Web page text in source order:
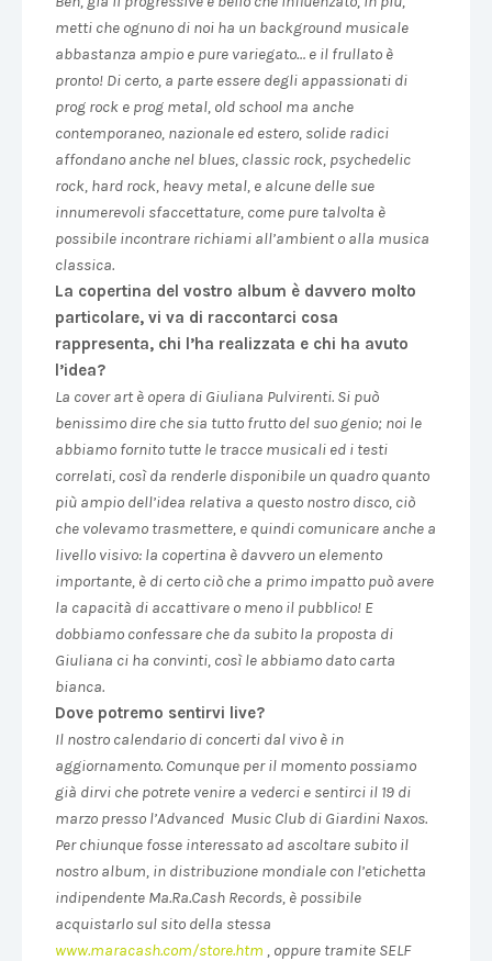
metti che ognuno di noi ha un background musicale
abbastanza ampio e pure variegato… e il frullato è
pronto! Di certo, a parte essere degli appassionati di
prog rock e prog metal, old school ma anche
contemporaneo, nazionale ed estero, solide radici
affondano anche nel blues, classic rock, psychedelic
rock, hard rock, heavy metal, e alcune delle sue
innumerevoli sfaccettature, come pure talvolta è
possibile incontrare richiami all’ambient o alla musica
classica.
La copertina del vostro album è davvero molto
particolare, vi va di raccontarci cosa
rappresenta, chi l’ha realizzata e chi ha avuto
l’idea?
La cover art è opera di Giuliana Pulvirenti. Si può
benissimo dire che sia tutto frutto del suo genio; noi le
abbiamo fornito tutte le tracce musicali ed i testi
correlati, così da renderle disponibile un quadro quanto
più ampio dell’idea relativa a questo nostro disco, ciò
che volevamo trasmettere, e quindi comunicare anche a
livello visivo: la copertina è davvero un elemento
importante, è di certo ciò che a primo impatto può avere
la capacità di accattivare o meno il pubblico! E
dobbiamo confessare che da subito la proposta di
Giuliana ci ha convinti, così le abbiamo dato carta
bianca.
Dove potremo sentirvi live?
Il nostro calendario di concerti dal vivo è in
aggiornamento. Comunque per il momento possiamo
già dirvi che potrete venire a vederci e sentirci il 19 di
marzo presso l’Advanced Music Club di Giardini Naxos.
Per chiunque fosse interessato ad ascoltare subito il
nostro album, in distribuzione mondiale con l’etichetta
indipendente Ma.Ra.Cash Records, è possibile
acquistarlo sul sito della stessa
www.maracash.com/store.htm , oppure tramite SELF